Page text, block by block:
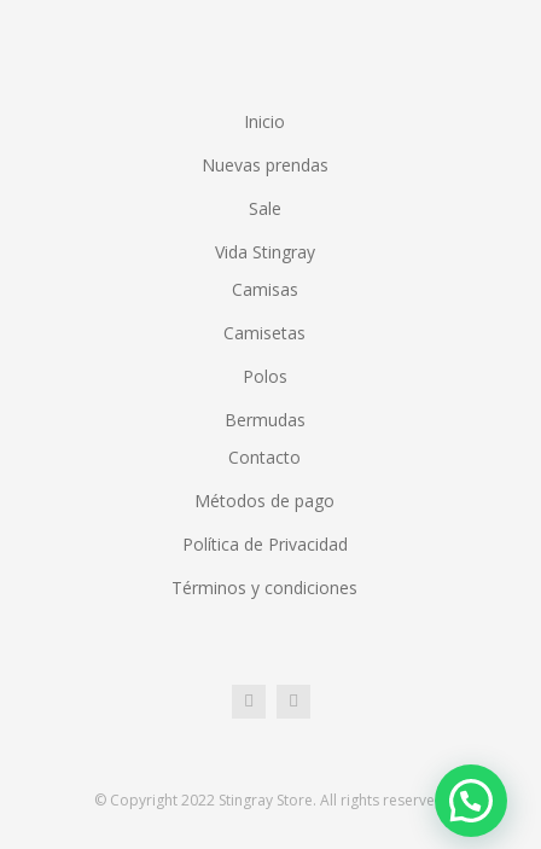
Inicio
Nuevas prendas
Sale
Vida Stingray
Camisas
Camisetas
Polos
Bermudas
Contacto
Métodos de pago
Política de Privacidad
Términos y condiciones
© Copyright 2022 Stingray Store. All rights reserved.